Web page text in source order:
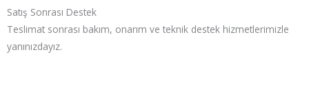
Satış Sonrası Destek
Teslimat sonrası bakım, onarım ve teknik destek hizmetlerimizle
yanınızdayız.